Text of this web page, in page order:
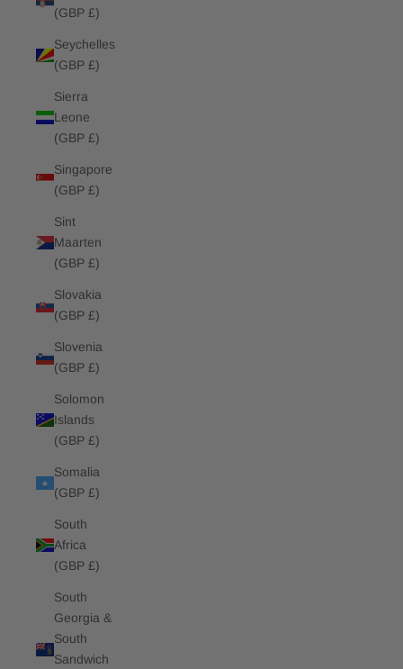
(GBP £)
Seychelles
(GBP £)
Sierra
Leone
(GBP £)
Singapore
(GBP £)
Sint
Maarten
(GBP £)
Slovakia
(GBP £)
Slovenia
(GBP £)
Solomon
Islands
(GBP £)
Somalia
(GBP £)
South
Africa
(GBP £)
South
Georgia &
South
Sandwich